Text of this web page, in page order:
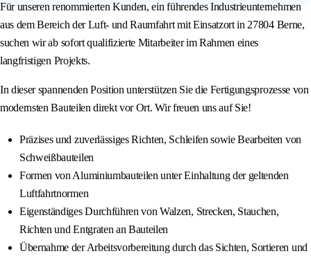
Für unseren renommierten Kunden, ein führendes Industrieunternehmen
aus dem Bereich der Luft- und Raumfahrt mit Einsatzort in 27804 Berne,
suchen wir ab sofort qualifizierte Mitarbeiter im Rahmen eines
langfristigen Projekts.
In dieser spannenden Position unterstützen Sie die Fertigungsprozesse von
modernsten Bauteilen direkt vor Ort. Wir freuen uns auf Sie!
Präzises und zuverlässiges Richten, Schleifen sowie Bearbeiten von
Schweißbauteilen
Formen von Aluminiumbauteilen unter Einhaltung der geltenden
Luftfahrtnormen
Eigenständiges Durchführen von Walzen, Strecken, Stauchen,
Richten und Entgraten an Bauteilen
Übernahme der Arbeitsvorbereitung durch das Sichten, Sortieren und